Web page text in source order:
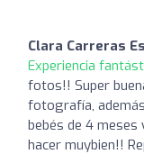
Clara Carreras
Experiencia
fotos!! Super
fotografía,
bebés de 4 meses
hacer muybien!!